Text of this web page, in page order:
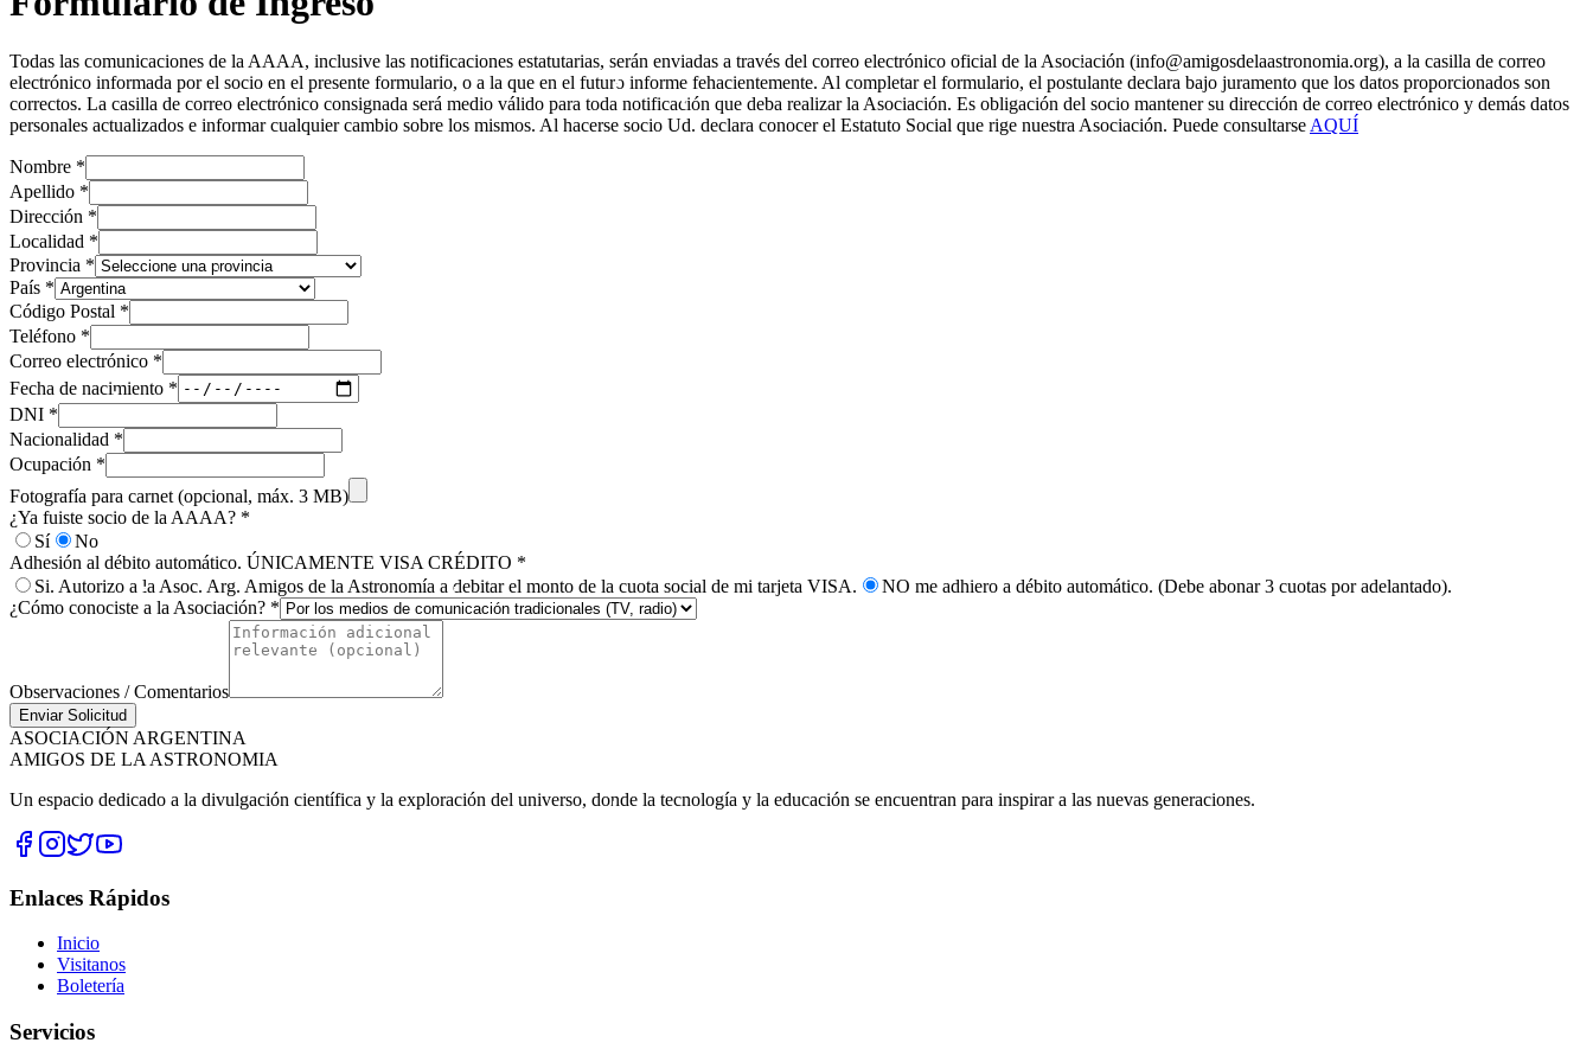
Todas las comunicaciones de la AAAA, inclusive las notificaciones estatutarias, serán enviadas a través del correo electrónico oficial de la Asociación (info@amigosdelaastronomia.org), a la casilla de correo
electrónico informada por el socio en el presente formulario, o a la que en el futuro informe fehacientemente. Al completar el formulario, el postulante declara bajo juramento que los datos proporcionados son
correctos. La casilla de correo electrónico consignada será medio válido para toda notificación que deba realizar la Asociación. Es obligación del socio mantener su dirección de correo electrónico y demás datos
personales actualizados e informar cualquier cambio sobre los mismos. Al hacerse socio Ud. declara conocer el Estatuto Social que rige nuestra Asociación. Puede consultarse AQUÍ
Nombre *
Apellido *
Dirección *
Localidad *
Provincia *
País *
Código Postal *
Teléfono *
Correo electrónico *
Fecha de nacimiento *
DNI *
Nacionalidad *
Ocupación *
Fotografía para carnet (opcional, máx. 3 MB)
¿Ya fuiste socio de la AAAA? *
Sí
No
Adhesión al débito automático. ÚNICAMENTE VISA CRÉDITO *
Si. Autorizo a la Asoc. Arg. Amigos de la Astronomía a debitar el monto de la cuota social de mi tarjeta VISA.
NO me adhiero a débito automático. (Debe abonar 3 cuotas por adelantado).
¿Cómo conociste a la Asociación? *
Observaciones / Comentarios
Enviar Solicitud
ASOCIACIÓN ARGENTINA
AMIGOS DE LA ASTRONOMIA
Un espacio dedicado a la divulgación científica y la exploración del universo, donde la tecnología y la educación se encuentran para inspirar a las nuevas generaciones.
Enlaces Rápidos
Inicio
Visitanos
Boletería
Servicios